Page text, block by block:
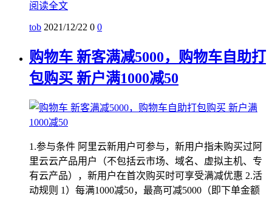
阅读全文
tob 2021/12/22 0 0
购物车 新客满减5000，购物车自助打
包购买 新户满1000减50
1.参与条件 阿里云新用户可参与，新用户指未购买过阿
里云云产品用户（不包括云市场、域名、虚拟主机、专
有云产品），新用户在首次购买时可享受满减优惠 2.活
动规则 1）每满1000减50，最高可减5000（即下单金额